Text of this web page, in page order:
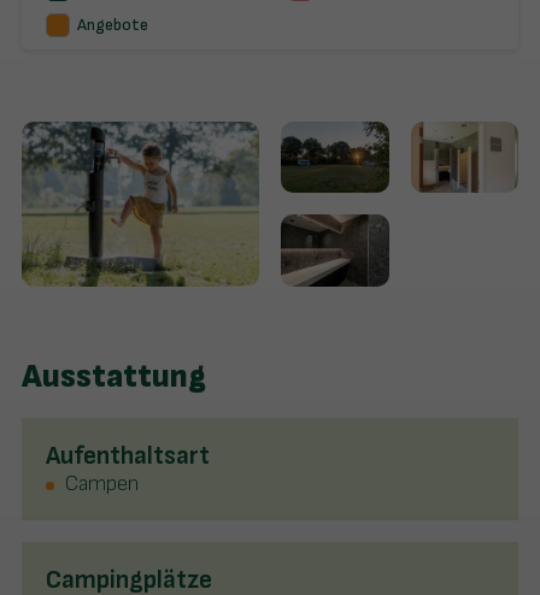
Angebote
Ausstattung
Aufenthaltsart
Campen
Campingplätze